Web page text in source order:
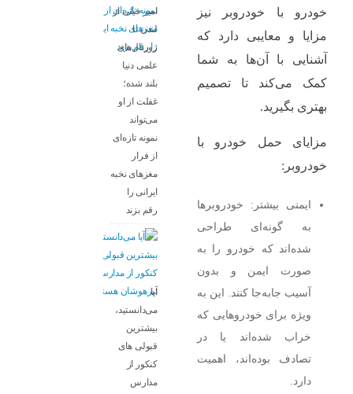
خودرو با خودروبر نیز
مزایا و معایبی دارد که
آشنایی با آن‌ها به شما
کمک می‌کند تا تصمیم
بهتری بگیرید.
مزایای حمل خودرو با
خودروبر:
ایمنی بیشتر: خودروبر‌ها
به گونه‌ای طراحی
شده‌اند که خودرو را به
صورت ایمن و بدون
آسیب جابه‌جا کنند. این به
ویژه برای خودروهایی که
خراب شده‌اند یا در
تصادف بوده‌اند، اهمیت
دارد.
امیر فیلی از
لندن تا
ژورنال‌های
علمی دنیا
بلند شده؛
غفلت از او
می‌تواند
نمونه تازه‌ای
از فرار
مغزهای نخبه
ایرانی را
رقم بزند
آیا
می‌دانستید،
بیشترین
قبولی های
کنکور از
مدارس